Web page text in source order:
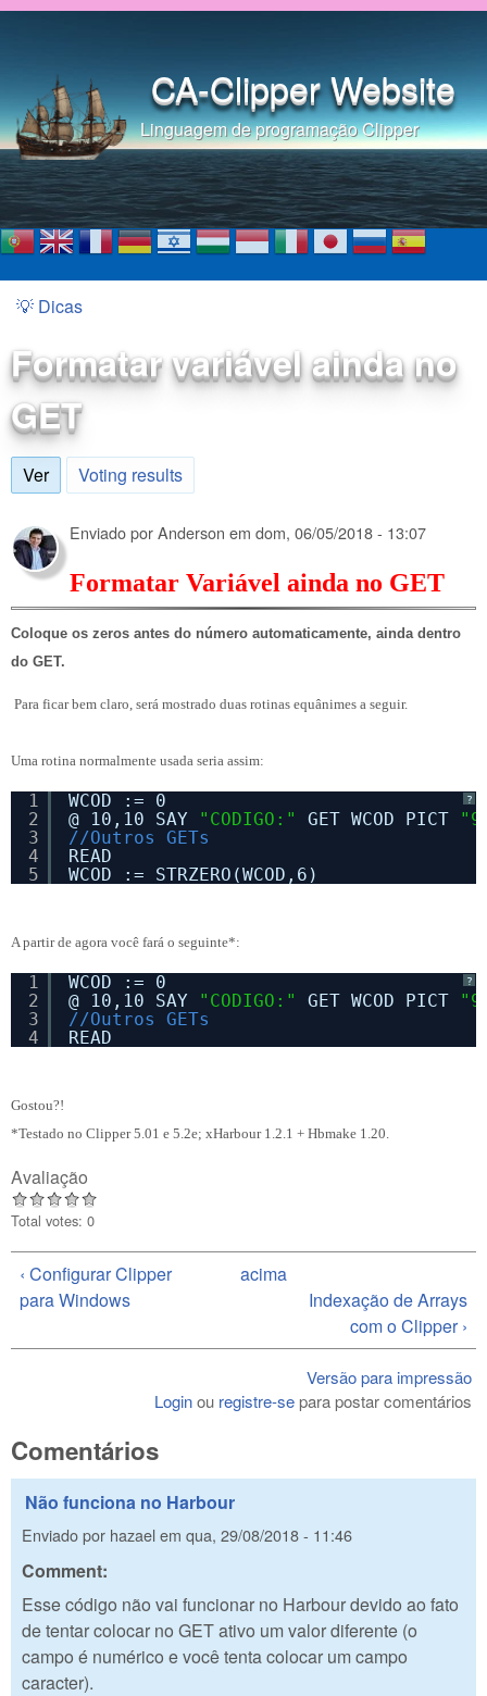
Pular para o conteúdo
CA-Clipper Website
Linguagem de programação Clipper
Você está aqui
💡 Dicas
Formatar variável ainda no
GET
Ver(aba ativa)
Voting results
Enviado porAnderson em dom, 06/05/2018 - 13:07
Formatar Variável ainda no GET
Coloque os zeros antes do número automaticamente, ainda dentro
do GET.
Para ficar bem claro, será mostrado duas rotinas equânimes a seguir.
Uma rotina normalmente usada seria assim:
?
1
2
3
4
5
WCOD := 0
@ 10,10 SAY
"CODIGO:" GET WCOD PICT
//Outros GETs
READ
WCOD := STRZERO(WCOD,6)
A partir de agora você fará o seguinte*:
?
1
2
3
4
WCOD := 0
@ 10,10 SAY
"CODIGO:" GET WCOD PICT
//Outros GETs
READ
Gostou?!
*Testado no Clipper 5.01 e 5.2e; xHarbour 1.2.1 + Hbmake 1.20.
Avaliação
Total votes: 0
‹ Configurar Clipper
para Windows
acima
Indexação de Arrays
com o Clipper ›
Versão para impressão
Loginou registre-separa postar comentários
Comentários
Não funciona no Harbour
Enviado por hazaelem qua, 29/08/2018 - 11:46
Comment:
Esse código não vai funcionar no Harbour devido ao fato
de tentar colocar no GET ativo um valor diferente (o
campo é numérico e você tenta colocar um campo
caracter).